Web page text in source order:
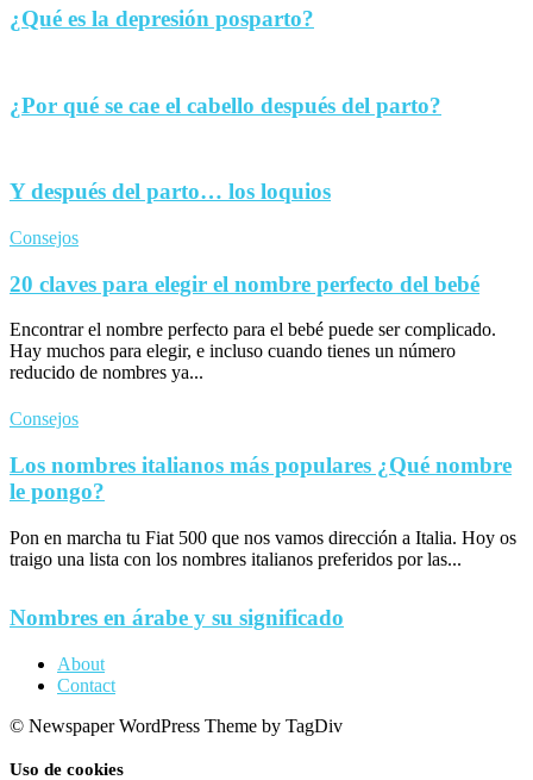
¿Qué es la depresión posparto?
¿Por qué se cae el cabello después del parto?
Y después del parto… los loquios
Consejos
20 claves para elegir el nombre perfecto del bebé
Encontrar el nombre perfecto para el bebé puede ser complicado.
Hay muchos para elegir, e incluso cuando tienes un número
reducido de nombres ya...
Consejos
Los nombres italianos más populares ¿Qué nombre
le pongo?
Pon en marcha tu Fiat 500 que nos vamos dirección a Italia. Hoy os
traigo una lista con los nombres italianos preferidos por las...
Nombres en árabe y su significado
About
Contact
© Newspaper WordPress Theme by TagDiv
Uso de cookies